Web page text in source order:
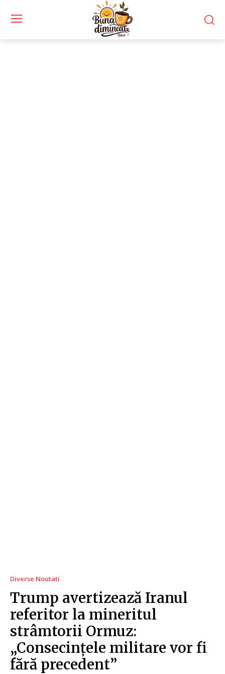
Diverse Noutati
Trump avertizează Iranul
referitor la mineritul
strâmtorii Ormuz:
„Consecințele militare vor fi
fără precedent”